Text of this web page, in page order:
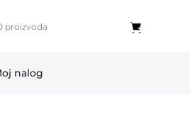
proizvoda
nalog